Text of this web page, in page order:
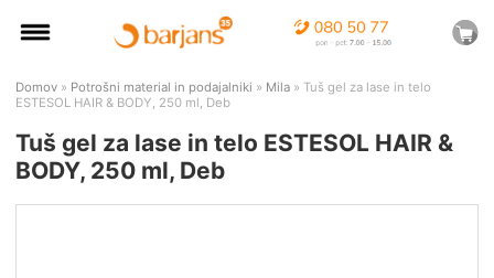
Domov » Potrošni material in podajalniki » Mila » Tuš gel za lase in telo
ESTESOL HAIR & BODY, 250 ml, Deb
Tuš gel za lase in telo ESTESOL HAIR &
BODY, 250 ml, Deb